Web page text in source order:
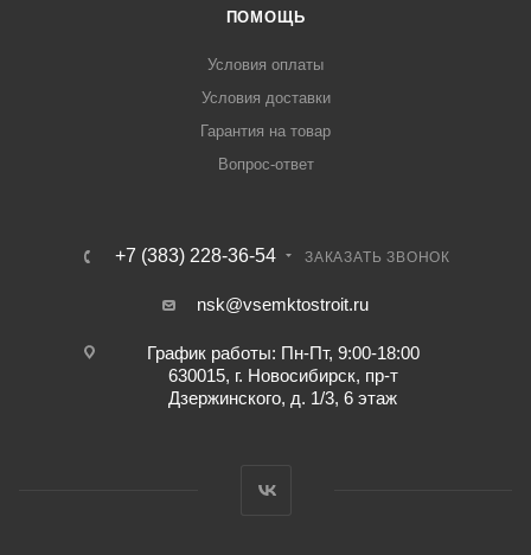
ПОМОЩЬ
Условия оплаты
Условия доставки
Гарантия на товар
Вопрос-ответ
+7 (383) 228-36-54 ЗАКАЗАТЬ ЗВОНОК
nsk@vsemktostroit.ru
График работы: Пн-Пт, 9:00-18:00
630015, г. Новосибирск, пр-т
Дзержинского, д. 1/3, 6 этаж